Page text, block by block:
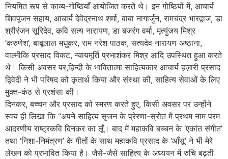
नियमित रूप से काव्य-गोष्ठियाँ आयोजित करते थे। इन गोष्ठियों में, आचार्य
शिवपूजन सहाय, आचार्य देवेंद्रनाथ शर्मा, बाबा नागार्जुन, रामचंद्र भारद्वाज, डा
श्रीरंजन सूरिदेव, कवि सत्य नारायण, डा बजरंग वर्मा, मृत्युंजय मिश्र
‘करुणेश’, बाबूलाल मधुकर, राम नरेश पाठक, सत्यदेव नारायण अष्ठाना,
वाल्मीकि प्रसाद विकट, न्यायमूर्ति प्रभाशंकर मिश्र आदि उपस्थित हुआ करते
थे। किसी अवसर पर,हिन्दी के भावितात्मा साहित्यकार आचार्य हज़ारी प्रसाद
द्विवेदी ने भी परिषद को कृतार्थ किया और संस्था की, साहित्य सेवाओं के लिए
मुक्त-कंठ से प्रशंसा की।
दिनकर, बच्चन और प्रसाद को स्मरण करते हुए, किसी अवसर पर उन्होंने
स्वयं ही लिखा कि “अपने साहित्य सृजन के प्रेरणा-स्रोत में प्रथम नाम परम
आदरणीय राष्ट्रकवि दिनकर का लूँ। बाद में महाकवि बच्चन के ‘एकांत संगीत’
तथा ‘निशा-निमंत्रण’ के गीतों के साथ महाकवि प्रसाद के ‘आँसू’ ने भी मेरे
लेखन को प्रभावित किया है। जैसे-जैसे साहित्य के अध्ययन में रुचि बढ़ती